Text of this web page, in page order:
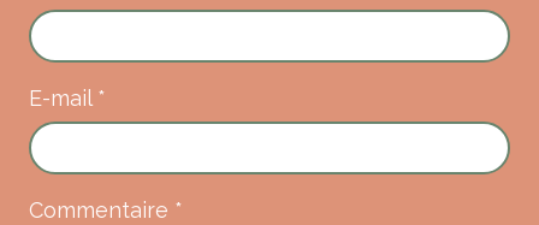
Commentaire *
E-mail *